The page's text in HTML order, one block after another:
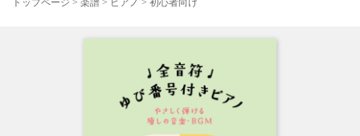
トップページ > 楽譜 > ピアノ > 初心者向け